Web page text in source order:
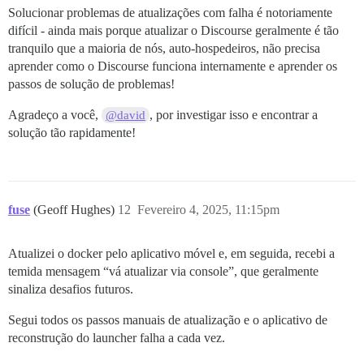
Solucionar problemas de atualizações com falha é notoriamente
difícil - ainda mais porque atualizar o Discourse geralmente é tão
tranquilo que a maioria de nós, auto-hospedeiros, não precisa
aprender como o Discourse funciona internamente e aprender os
passos de solução de problemas!
Agradeço a você, @david , por investigar isso e encontrar a
solução tão rapidamente!
fuse (Geoff Hughes) Fevereiro 4, 2025, 11:15pm
12
Atualizei o docker pelo aplicativo móvel e, em seguida, recebi a
temida mensagem “vá atualizar via console”, que geralmente
sinaliza desafios futuros.
Segui todos os passos manuais de atualização e o aplicativo de
reconstrução do launcher falha a cada vez.